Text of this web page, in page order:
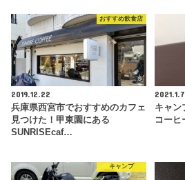
おすすめ飲食店
2019.12.22
兵庫県西宮市でおすすめのカフェ
見つけた！甲東園にある
SUNRISEcaf…
2021.1.7
キャン
コーヒ
キャンプ